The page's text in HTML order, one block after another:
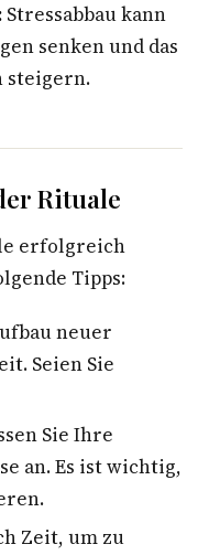
Stressabbau kann
senken und das
steigern.
Rituale
erfolgreich
Tipps:
neuer
Seien Sie
Sie Ihre
an. Es ist wichtig,
Zeit, um zu